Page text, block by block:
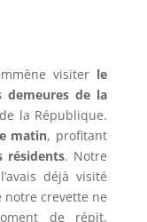
visiter le
demeures de la
la République.
matin, profitant
résidents. Notre
déjà visité
crevette ne
de répit.